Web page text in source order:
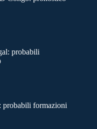
probabili
formazioni